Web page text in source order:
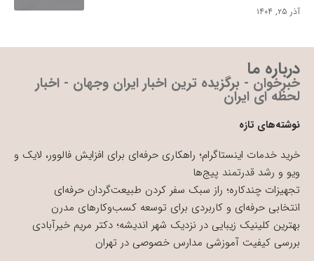
آذر ۲۵, ۱۴۰۴
درباره ما
خبرخوان - برگزیده ترین اخبار ایران وجهان - اخبار
لحظه ای ایران
نوشته‌های تازه
خرید خدمات اینستاگرام؛ راهکاری حرفه‌ای برای افزایش فالوور، لایک و
ویو و رشد قدرتمند پیج‌ها
تجهیزات چندکاره؛ راز سبک سفر کردن طبیعت‌گردان حرفه‌ای
انتخابی حرفه‌ای و کاربردی برای توسعه کسب‌وکارهای مدرن
بهترین کلینیک زیبایی در نزدیک شهر اندیشه؛ دکتر مریم خیرآبادی
بررسی کیفیت آموزشی مدارس خصوصی در تهران